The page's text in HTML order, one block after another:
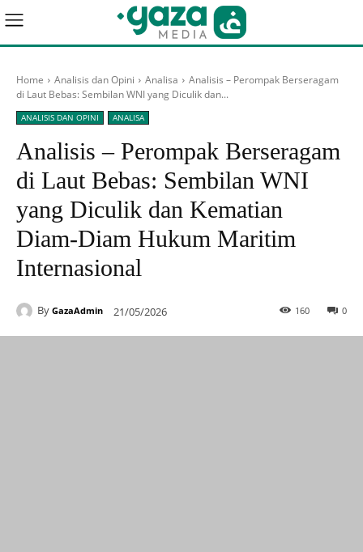
Home Analisis dan Opini Analisa
Analisis – Perompak Berseragam
di Laut Bebas: Sembilan WNI yang Diculik dan...
ANALISIS DAN OPINI ANALISA
Analisis – Perompak Berseragam
di Laut Bebas: Sembilan WNI
yang Diculik dan Kematian
Diam-Diam Hukum Maritim
Internasional
By GazaAdmin 21/05/2026 0
160